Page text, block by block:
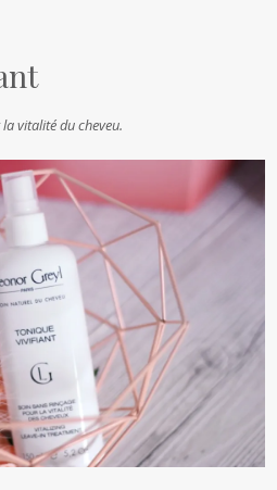
vitalité du cheveu.